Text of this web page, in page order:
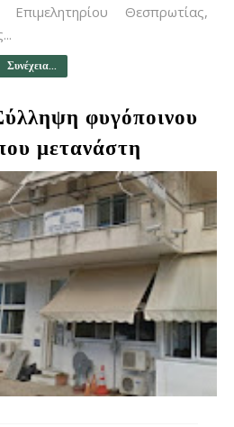
Θεσπρωτίας,
Συνέχεια...
φυγόποινου
μετανάστη